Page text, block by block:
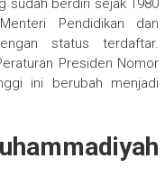
sudah berdiri sejak 1980
Pendidikan dan
status terdaftar.
Presiden Nomor
ini berubah menjadi